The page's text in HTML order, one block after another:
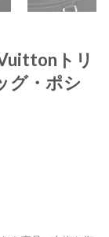
トリ
グ・ポシ